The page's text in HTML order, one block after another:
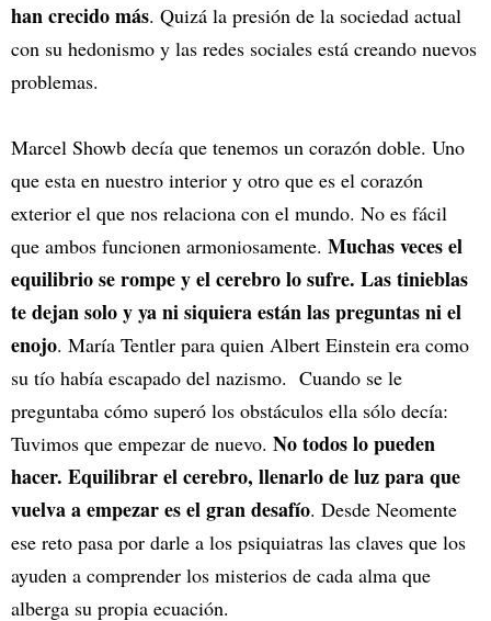
han crecido más. Quizá la presión de la sociedad actual
con su hedonismo y las redes sociales está creando nuevos
problemas.
Marcel Showb decía que tenemos un corazón doble. Uno
que esta en nuestro interior y otro que es el corazón
exterior el que nos relaciona con el mundo. No es fácil
que ambos funcionen armoniosamente. Muchas veces el
equilibrio se rompe y el cerebro lo sufre. Las tinieblas
te dejan solo y ya ni siquiera están las preguntas ni el
enojo. María Tentler para quien Albert Einstein era como
su tío había escapado del nazismo. Cuando se le
preguntaba cómo superó los obstáculos ella sólo decía:
Tuvimos que empezar de nuevo. No todos lo pueden
hacer. Equilibrar el cerebro, llenarlo de luz para que
vuelva a empezar es el gran desafío. Desde Neomente
ese reto pasa por darle a los psiquiatras las claves que los
ayuden a comprender los misterios de cada alma que
alberga su propia ecuación.